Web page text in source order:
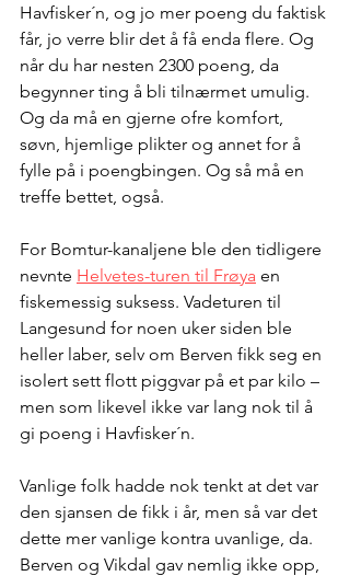
Havfisker´n, og jo mer poeng du faktisk
får, jo verre blir det å få enda flere. Og
når du har nesten 2300 poeng, da
begynner ting å bli tilnærmet umulig.
Og da må en gjerne ofre komfort,
søvn, hjemlige plikter og annet for å
fylle på i poengbingen. Og så må en
treffe bettet, også.
For Bomtur-kanaljene ble den tidligere
nevnte Helvetes-turen til Frøya en
fiskemessig suksess. Vadeturen til
Langesund for noen uker siden ble
heller laber, selv om Berven fikk seg en
isolert sett flott piggvar på et par kilo –
men som likevel ikke var lang nok til å
gi poeng i Havfisker´n.
Vanlige folk hadde nok tenkt at det var
den sjansen de fikk i år, men så var det
dette mer vanlige kontra uvanlige, da.
Berven og Vikdal gav nemlig ikke opp,